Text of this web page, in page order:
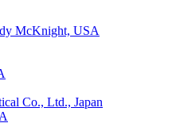
McKnight, USA
Co., Ltd., Japan